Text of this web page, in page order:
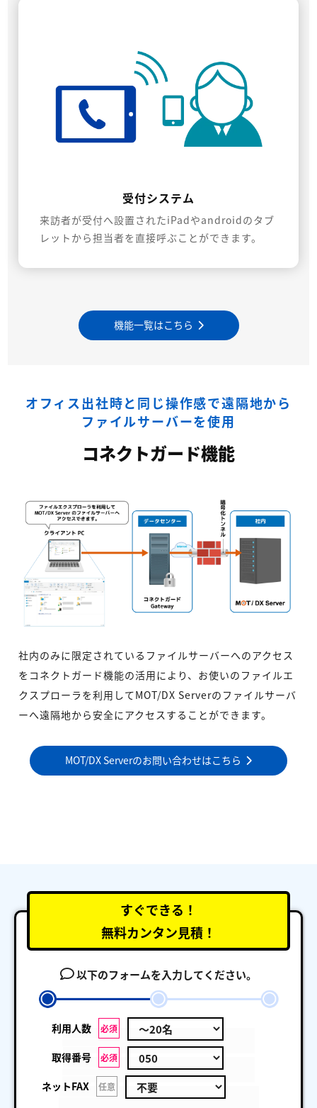
受付システム
来訪者が受付へ設置されたiPadやandroidのタブ
レットから担当者を直接呼ぶことができます。
機能一覧はこちら
オフィス出社時と同じ操作感で遠隔地から
ファイルサーバーを使用
コネクトガード機能
社内のみに限定されているファイルサーバーへのアクセス
をコネクトガード機能の活用により、お使いのファイルエ
クスプローラを利用してMOT/DX Serverのファイルサーバ
ーへ遠隔地から安全にアクセスすることができます。
MOT/DX Serverのお問い合わせはこちら
すぐできる！
無料カンタン見積！
以下のフォームを入力してください。
利用人数 必須
取得番号 必須
ネットFAX 任意